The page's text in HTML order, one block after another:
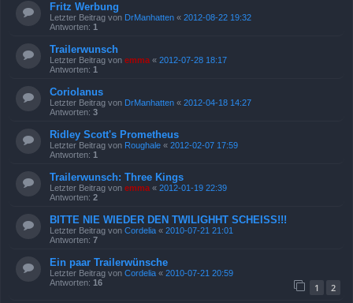
Fritz Werbung
Letzter Beitrag von DrManhatten « 2012-08-22 19:32
Antworten: 1
Trailerwunsch
Letzter Beitrag von emma « 2012-07-28 18:17
Antworten: 1
Coriolanus
Letzter Beitrag von DrManhatten « 2012-04-18 14:27
Antworten: 3
Ridley Scott's Prometheus
Letzter Beitrag von Roughale « 2012-02-07 17:59
Antworten: 1
Trailerwunsch: Three Kings
Letzter Beitrag von emma « 2012-01-19 22:39
Antworten: 2
BITTE NIE WIEDER DEN TWILIGHHT SCHEISS!!!
Letzter Beitrag von Cordelia « 2010-07-21 21:01
Antworten: 7
Ein paar Trailerwünsche
Letzter Beitrag von Cordelia « 2010-07-21 20:59
Antworten: 16 1 2